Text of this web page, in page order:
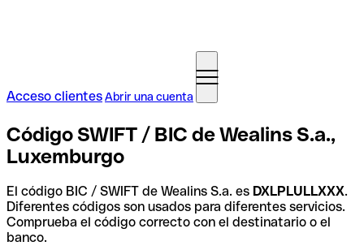
Acceso clientesAbrir una cuenta
Código SWIFT / BIC de Wealins S.a.,
Luxemburgo
El código BIC / SWIFT de Wealins S.a. es DXLPLULLXXX.
Diferentes códigos son usados para diferentes servicios.
Comprueba el código correcto con el destinatario o el
banco.